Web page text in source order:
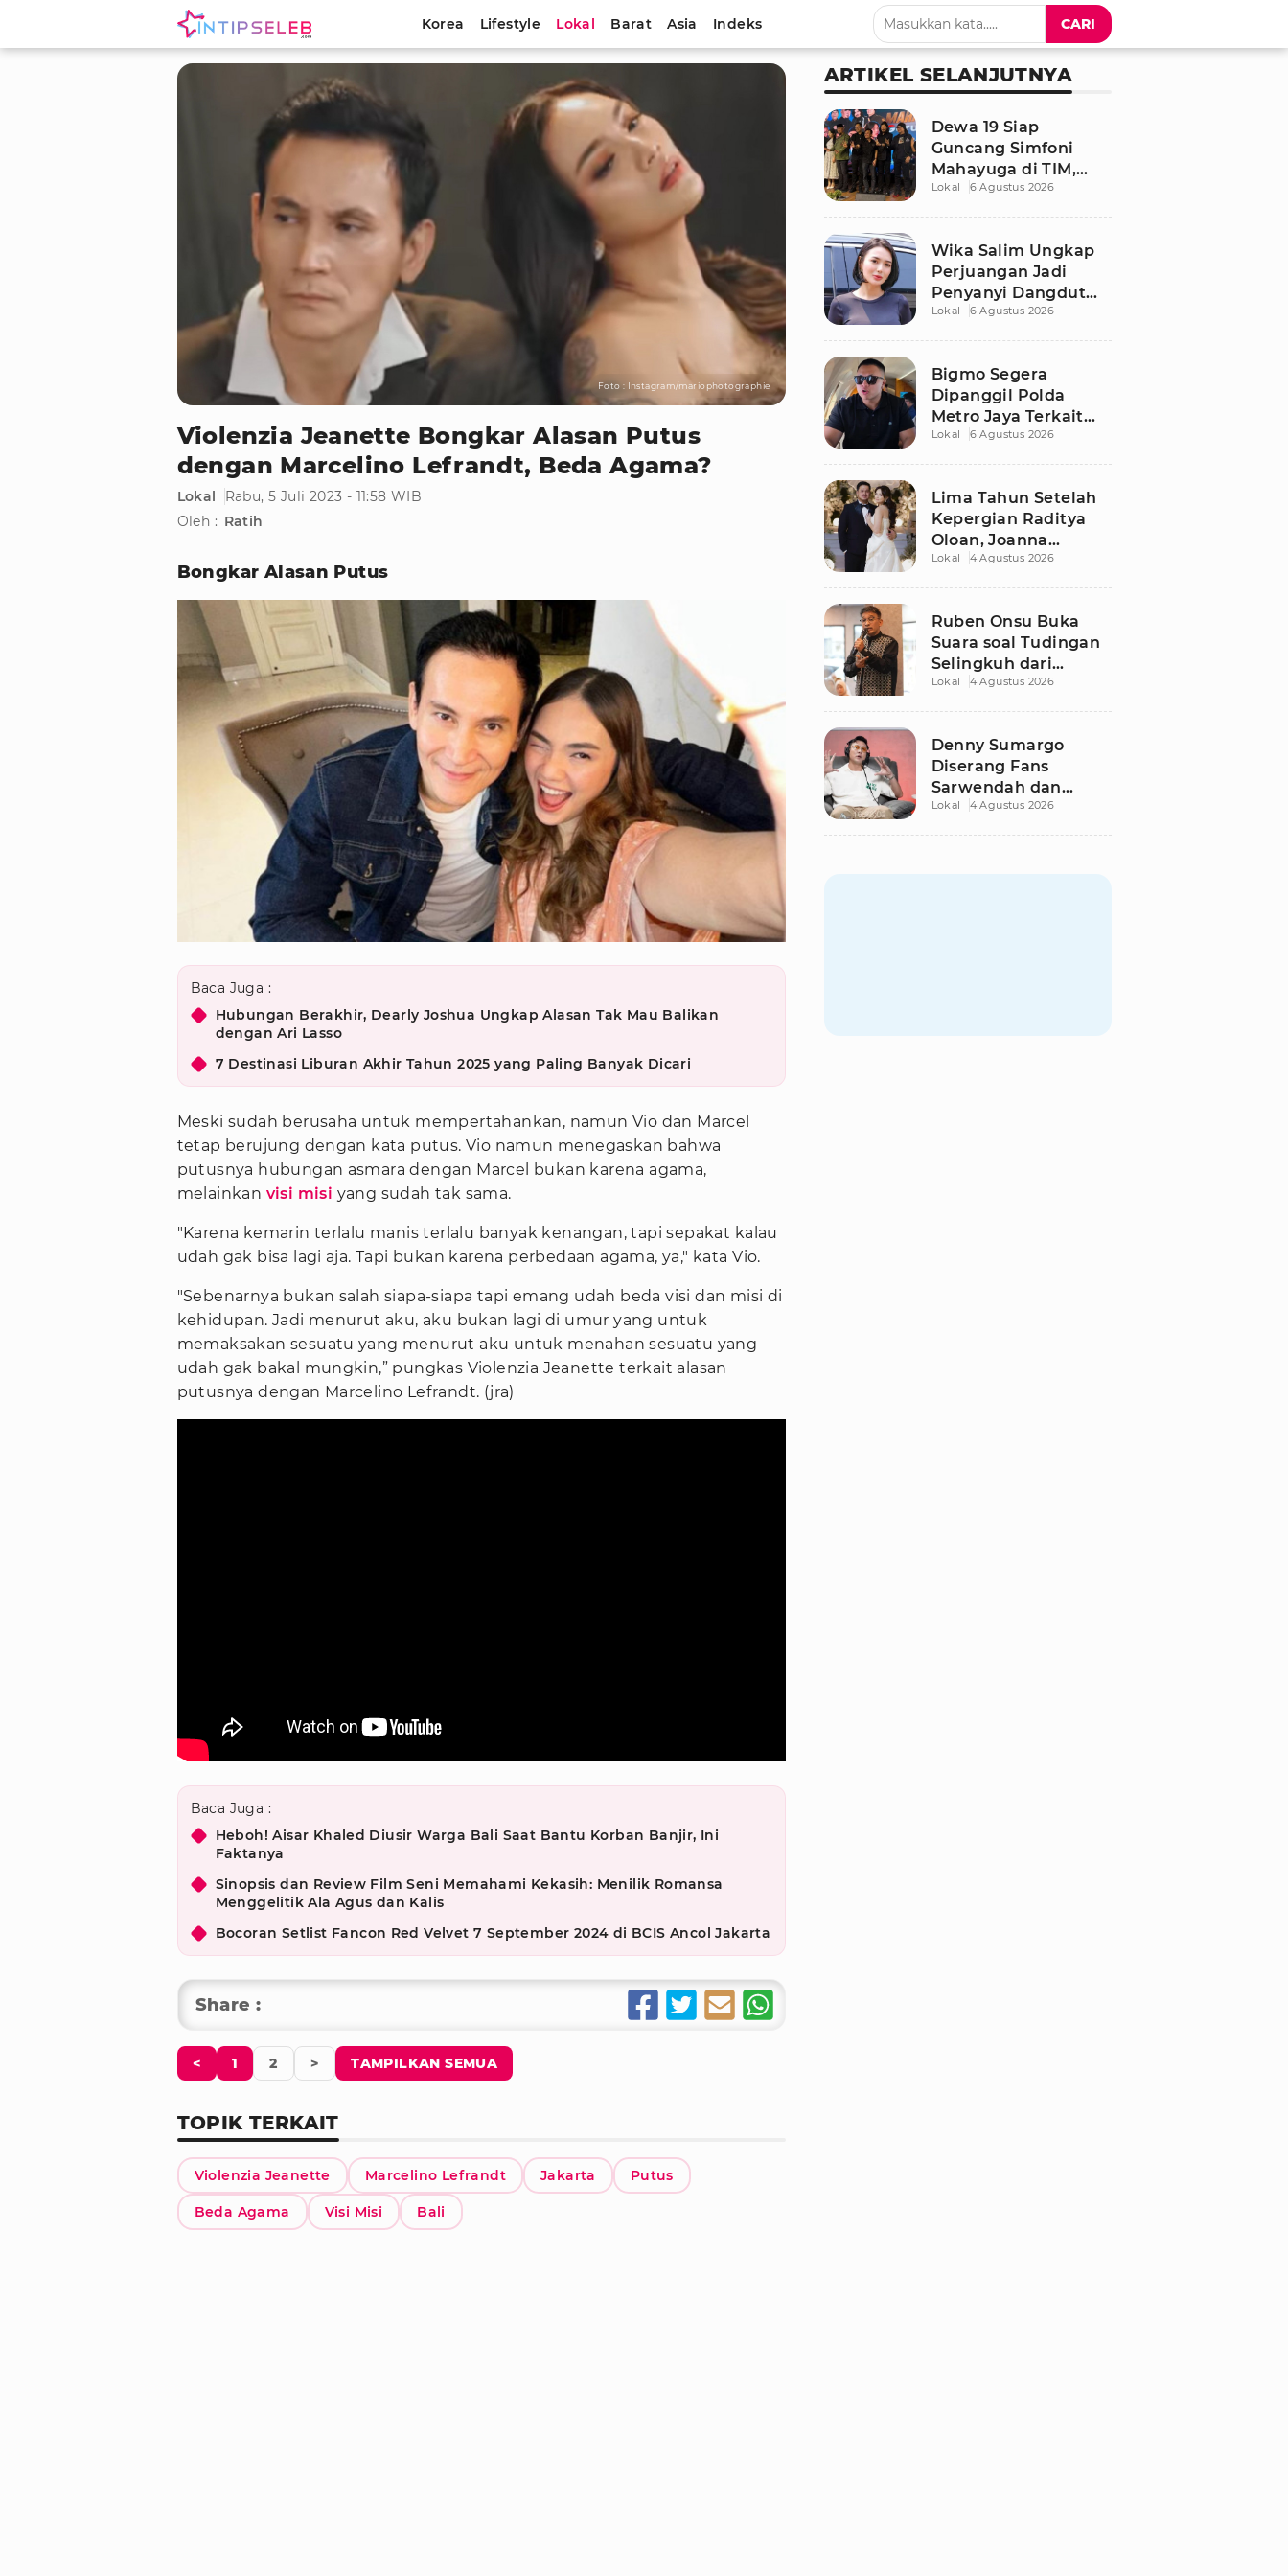
Korea Lifestyle Lokal Barat Asia Indeks CARI
Foto : Instagram/mariophotographie
Violenzia Jeanette Bongkar Alasan Putus
dengan Marcelino Lefrandt, Beda Agama?
Lokal
Rabu, 5 Juli 2023 - 11:58 WIB
Oleh : Ratih
Bongkar Alasan Putus
Baca Juga :
Hubungan Berakhir, Dearly Joshua Ungkap Alasan Tak Mau Balikan
dengan Ari Lasso
7 Destinasi Liburan Akhir Tahun 2025 yang Paling Banyak Dicari
Meski sudah berusaha untuk mempertahankan, namun Vio dan Marcel
tetap berujung dengan kata putus. Vio namun menegaskan bahwa
putusnya hubungan asmara dengan Marcel bukan karena agama,
melainkan visi misi yang sudah tak sama.
"Karena kemarin terlalu manis terlalu banyak kenangan, tapi sepakat kalau
udah gak bisa lagi aja. Tapi bukan karena perbedaan agama, ya," kata Vio.
"Sebenarnya bukan salah siapa-siapa tapi emang udah beda visi dan misi di
kehidupan. Jadi menurut aku, aku bukan lagi di umur yang untuk
memaksakan sesuatu yang menurut aku untuk menahan sesuatu yang
udah gak bakal mungkin,” pungkas Violenzia Jeanette terkait alasan
putusnya dengan Marcelino Lefrandt. (jra)
Baca Juga :
Heboh! Aisar Khaled Diusir Warga Bali Saat Bantu Korban Banjir, Ini
Faktanya
Sinopsis dan Review Film Seni Memahami Kekasih: Menilik Romansa
Menggelitik Ala Agus dan Kalis
Bocoran Setlist Fancon Red Velvet 7 September 2024 di BCIS Ancol Jakarta
Share :
< 1 2 > TAMPILKAN SEMUA
TOPIK TERKAIT
Violenzia Jeanette Marcelino Lefrandt Jakarta Putus
Beda Agama Visi Misi Bali
ARTIKEL SELANJUTNYA
Dewa 19 Siap
Guncang Simfoni
Mahayuga di TIM,
Bawakan Lagu
Lokal 6 Agustus 2026
Wika Salim Ungkap
Perjuangan Jadi
Penyanyi Dangdut
Sejak SMP, Pernah
Lokal 6 Agustus 2026
Bigmo Segera
Dipanggil Polda
Metro Jaya Terkait
Dugaan Libatkan
Lokal 6 Agustus 2026
Lima Tahun Setelah
Kepergian Raditya
Oloan, Joanna
Alexandra Kembali
Lokal 4 Agustus 2026
Ruben Onsu Buka
Suara soal Tudingan
Selingkuh dari
Sarwendah
Lokal 4 Agustus 2026
Denny Sumargo
Diserang Fans
Sarwendah dan
Ruben Onsu Usai
Lokal 4 Agustus 2026